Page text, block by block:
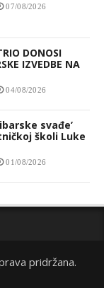
07/08/2026
DONOSI
IZVEDBE NA
04/08/2026
svađe’
školi Luke
01/08/2026
pridržana.